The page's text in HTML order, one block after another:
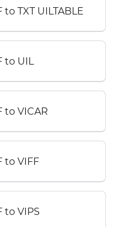
TXT UILTABLE
to UIL
to VICAR
to VIFF
to VIPS